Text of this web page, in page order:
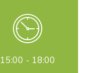
15:00 - 18:00